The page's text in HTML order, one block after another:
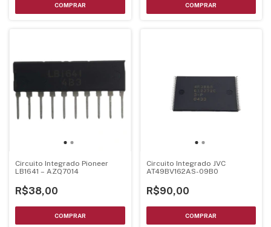
Circuito Integrado Pioneer
LB1641 – AZQ7014
R$38,00
Circuito Integrado JVC
AT49BV162AS-09B0
R$90,00